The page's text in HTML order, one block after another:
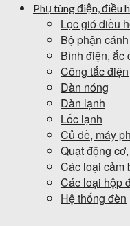
Phụ tùng điện, điều
Lọc gió điều
Bộ phận
Bình điện, ắc
Công tắc điện
Dàn nóng
Dàn lạnh
Lốc lạnh
Củ đề, máy
Quạt động
Các loại cảm
Các loại hộp
Hệ thống đèn